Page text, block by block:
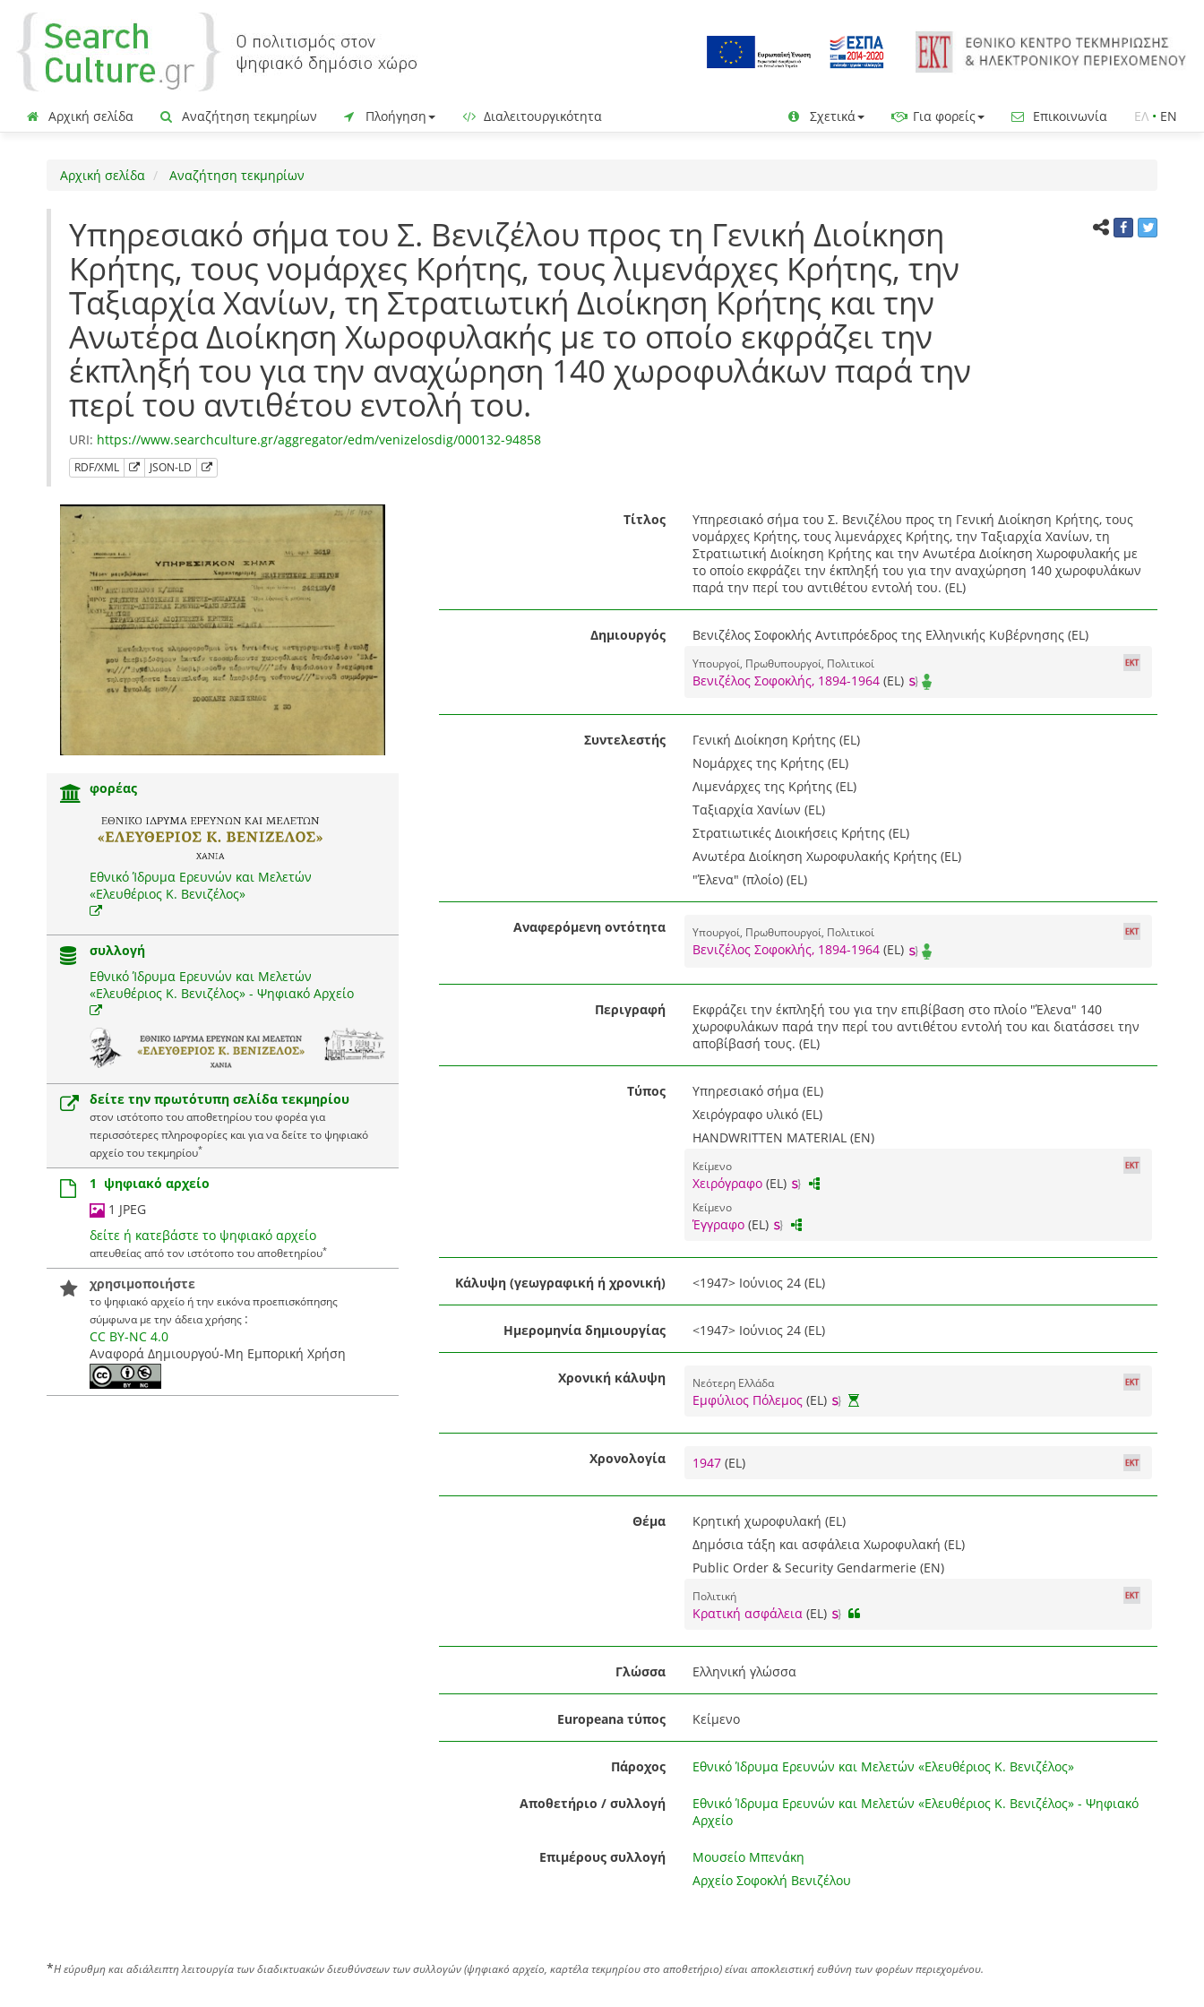
Αρχική σελίδα Αναζήτηση τεκμηρίων Πλοήγηση Διαλειτουργικότητα Σχετικά Για φορείς Επικοινωνία ΕΛ • EN
Αρχική σελίδα Αναζήτηση τεκμηρίων
Υπηρεσιακό σήμα του Σ. Βενιζέλου προς τη Γενική Διοίκηση
Κρήτης, τους νομάρχες Κρήτης, τους λιμενάρχες Κρήτης, την
Ταξιαρχία Χανίων, τη Στρατιωτική Διοίκηση Κρήτης και την
Ανωτέρα Διοίκηση Χωροφυλακής με το οποίο εκφράζει την
έκπληξή του για την αναχώρηση 140 χωροφυλάκων παρά την
περί του αντιθέτου εντολή του.
URI: https://www.searchculture.gr/aggregator/edm/venizelosdig/000132-94858
RDF/XML JSON-LD
φορέας
Εθνικό Ίδρυμα Ερευνών και Μελετών
«Ελευθέριος Κ. Βενιζέλος»
συλλογή
Εθνικό Ίδρυμα Ερευνών και Μελετών
«Ελευθέριος Κ. Βενιζέλος» - Ψηφιακό Αρχείο
δείτε την πρωτότυπη σελίδα τεκμηρίου
στον ιστότοπο του αποθετηρίου του φορέα για
περισσότερες πληροφορίες και για να δείτε το ψηφιακό
αρχείο του τεκμηρίου*
1 ψηφιακό αρχείο
1 JPEG
δείτε ή κατεβάστε το ψηφιακό αρχείο
απευθείας από τον ιστότοπο του αποθετηρίου*
χρησιμοποιήστε
το ψηφιακό αρχείο ή την εικόνα προεπισκόπησης
σύμφωνα με την άδεια χρήσης :
CC BY-NC 4.0
Αναφορά Δημιουργού-Μη Εμπορική Χρήση
Τίτλος
Υπηρεσιακό σήμα του Σ. Βενιζέλου προς τη Γενική Διοίκηση Κρήτης, τους
νομάρχες Κρήτης, τους λιμενάρχες Κρήτης, την Ταξιαρχία Χανίων, τη
Στρατιωτική Διοίκηση Κρήτης και την Ανωτέρα Διοίκηση Χωροφυλακής με
το οποίο εκφράζει την έκπληξή του για την αναχώρηση 140 χωροφυλάκων
παρά την περί του αντιθέτου εντολή του. (EL)
Δημιουργός Βενιζέλος Σοφοκλής Αντιπρόεδρος της Ελληνικής Κυβέρνησης (EL)
Υπουργοί, Πρωθυπουργοί, Πολιτικοί
Βενιζέλος Σοφοκλής, 1894-1964(EL)
Συντελεστής
Γενική Διοίκηση Κρήτης (EL)
Νομάρχες της Κρήτης (EL)
Λιμενάρχες της Κρήτης (EL)
Ταξιαρχία Χανίων (EL)
Στρατιωτικές Διοικήσεις Κρήτης (EL)
Ανωτέρα Διοίκηση Χωροφυλακής Κρήτης (EL)
"Έλενα" (πλοίο) (EL)
Αναφερόμενη οντότητα Υπουργοί, Πρωθυπουργοί, Πολιτικοί
Βενιζέλος Σοφοκλής, 1894-1964(EL)
Περιγραφή
Εκφράζει την έκπληξή του για την επιβίβαση στο πλοίο "Έλενα" 140
χωροφυλάκων παρά την περί του αντιθέτου εντολή του και διατάσσει την
αποβίβασή τους. (EL)
Τύπος
Υπηρεσιακό σήμα (EL)
Χειρόγραφο υλικό (EL)
HANDWRITTEN MATERIAL (EN)
Κείμενο
Χειρόγραφο(EL)
Κείμενο
Έγγραφο(EL)
Κάλυψη (γεωγραφική ή χρονική) <1947> Ιούνιος 24 (EL)
Ημερομηνία δημιουργίας <1947> Ιούνιος 24 (EL)
Χρονική κάλυψη Νεότερη Ελλάδα
Εμφύλιος Πόλεμος(EL)
Χρονολογία 1947 (EL)
Θέμα
Κρητική χωροφυλακή (EL)
Δημόσια τάξη και ασφάλεια Χωροφυλακή (EL)
Public Order & Security Gendarmerie (EN)
Πολιτική
Κρατική ασφάλεια (EL)
Γλώσσα Ελληνική γλώσσα
Europeana τύπος Κείμενο
Πάροχος Εθνικό Ίδρυμα Ερευνών και Μελετών «Ελευθέριος Κ. Βενιζέλος»
Αποθετήριο / συλλογή
Εθνικό Ίδρυμα Ερευνών και Μελετών «Ελευθέριος Κ. Βενιζέλος» - Ψηφιακό
Αρχείο
Επιμέρους συλλογή
Μουσείο Μπενάκη
Αρχείο Σοφοκλή Βενιζέλου
*Η εύρυθμη και αδιάλειπτη λειτουργία των διαδικτυακών διευθύνσεων των συλλογών (ψηφιακό αρχείο, καρτέλα τεκμηρίου στο αποθετήριο) είναι αποκλειστική ευθύνη των φορέων περιεχομένου.